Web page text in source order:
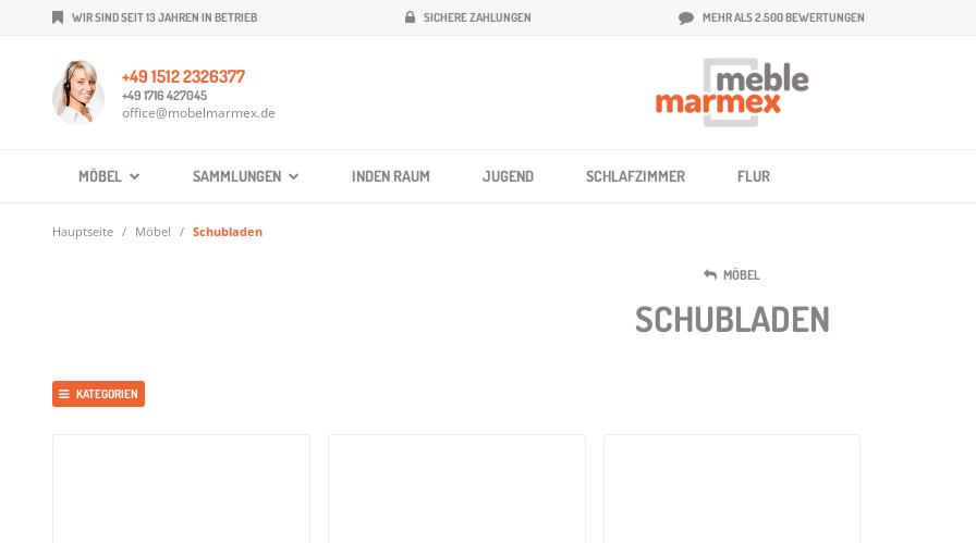
WIR SIND SEIT 13 JAHREN IN BETRIEB SICHERE ZAHLUNGEN MEHR ALS 2.500 BEWERTUNGEN
+49 1512 2326377
+49 1716 427045
office@mobelmarmex.de
MÖBEL SAMMLUNGEN INDEN RAUM JUGEND SCHLAFZIMMER FLUR
Hauptseite Möbel Schubladen
MÖBEL
SCHUBLADEN
KATEGORIEN